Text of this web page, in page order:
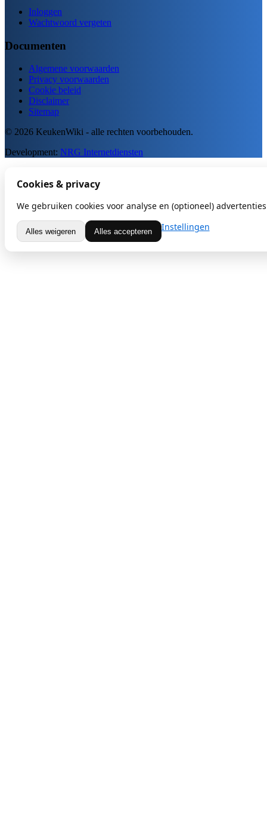
Inloggen
Wachtwoord vergeten
Documenten
Algemene voorwaarden
Privacy voorwaarden
Cookie beleid
Disclaimer
Sitemap
© 2026 KeukenWiki - alle rechten voorbehouden.
Development: NRG Internetdiensten
Cookies & privacy
We gebruiken cookies voor analyse en (optioneel)
Alles weigeren Alles accepteren Instellingen